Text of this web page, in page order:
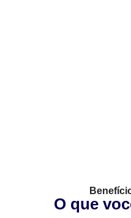
O que